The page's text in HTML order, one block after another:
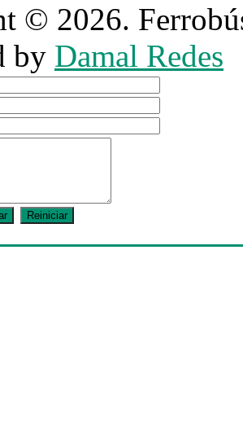
© 2026.
by Damal Redes